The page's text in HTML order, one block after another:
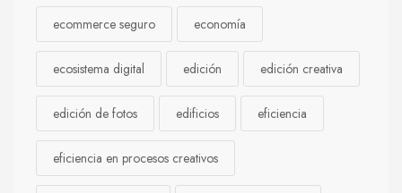
ecommerce seguro economía
ecosistema digital edición edición creativa
edición de fotos edificios eficiencia
eficiencia en procesos creativos